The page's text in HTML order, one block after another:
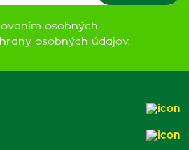
osobných
osobných údajov.